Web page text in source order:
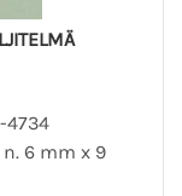
4734
6 mm x 9